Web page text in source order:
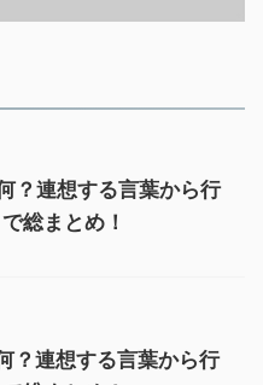
？連想する言葉から行
総まとめ！
？連想する言葉から行